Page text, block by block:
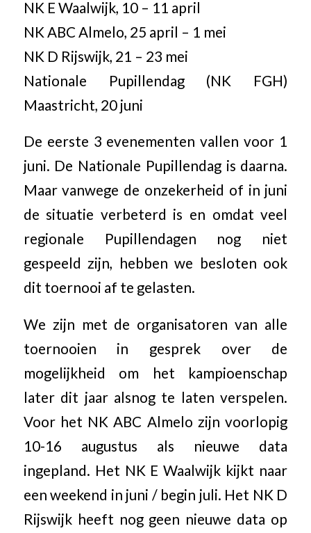
NK E Waalwijk, 10 – 11 april
NK ABC Almelo, 25 april – 1 mei
NK D Rijswijk, 21 – 23 mei
Nationale Pupillendag (NK FGH)
Maastricht, 20 juni
De eerste 3 evenementen vallen voor 1
juni. De Nationale Pupillendag is daarna.
Maar vanwege de onzekerheid of in juni
de situatie verbeterd is en omdat veel
regionale Pupillendagen nog niet
gespeeld zijn, hebben we besloten ook
dit toernooi af te gelasten.
We zijn met de organisatoren van alle
toernooien in gesprek over de
mogelijkheid om het kampioenschap
later dit jaar alsnog te laten verspelen.
Voor het NK ABC Almelo zijn voorlopig
10-16 augustus als nieuwe data
ingepland. Het NK E Waalwijk kijkt naar
een weekend in juni / begin juli. Het NK D
Rijswijk heeft nog geen nieuwe data op